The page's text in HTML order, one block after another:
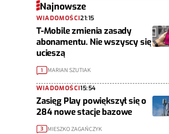
Najnowsze
WIADOMOŚCI21:15
T-Mobile zmienia zasady
abonamentu. Nie wszyscy się
ucieszą
1 MARIAN SZUTIAK
WIADOMOŚCI15:54
Zasięg Play powiększył się o
284 nowe stacje bazowe
3 MIESZKO ZAGAŃCZYK